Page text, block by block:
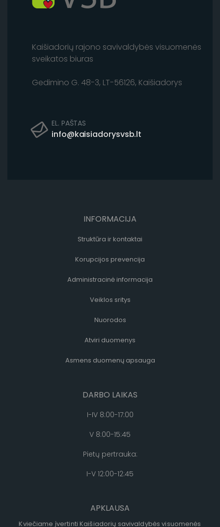
Kaišiadorių rajono savivaldybės visuomenės
sveikatos biuras
Gedimino G. 48-3, LT-56126, Kaišiadorys
EL. PAŠTAS
info@kaisiadorysvsb.lt
INFORMACIJA
Struktūra ir kontaktai
Korupcijos prevencija
Administracinė informacija
Veiklos sritys
Nuorodos
Atviri duomenys
Asmens duomenų apsauga
DARBO LAIKAS
I-IV 8:00-17:00
V 8:00-15:45
Pietų pertrauka:
I-V 12:00-12:45
APKLAUSA
Kviečiame įvertinti Kaišiadorių savivaldybės visuomenės